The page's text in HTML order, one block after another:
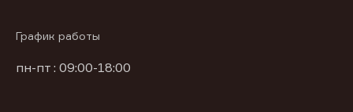
График работы
пн-пт : 09:00-18:00